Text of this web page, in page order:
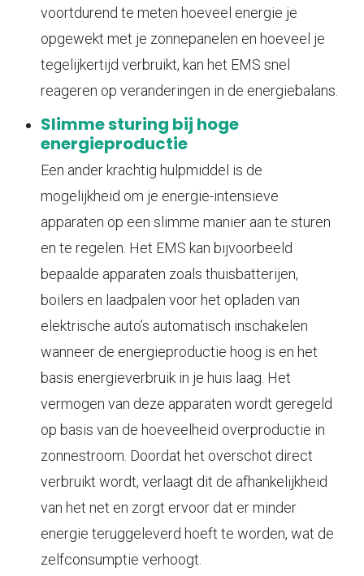
voortdurend te meten hoeveel energie je
opgewekt met je zonnepanelen en hoeveel je
tegelijkertijd verbruikt, kan het EMS snel
reageren op veranderingen in de energiebalans.
Slimme sturing bij hoge
energieproductie
Een ander krachtig hulpmiddel is de
mogelijkheid om je energie-intensieve
apparaten op een slimme manier aan te sturen
en te regelen. Het EMS kan bijvoorbeeld
bepaalde apparaten zoals thuisbatterijen,
boilers en laadpalen voor het opladen van
elektrische auto’s automatisch inschakelen
wanneer de energieproductie hoog is en het
basis energieverbruik in je huis laag. Het
vermogen van deze apparaten wordt geregeld
op basis van de hoeveelheid overproductie in
zonnestroom. Doordat het overschot direct
verbruikt wordt, verlaagt dit de afhankelijkheid
van het net en zorgt ervoor dat er minder
energie teruggeleverd hoeft te worden, wat de
zelfconsumptie verhoogt.